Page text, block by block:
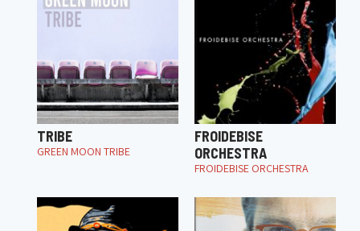
TRIBE
GREEN MOON TRIBE
FROIDEBISE
ORCHESTRA
FROIDEBISE ORCHESTRA